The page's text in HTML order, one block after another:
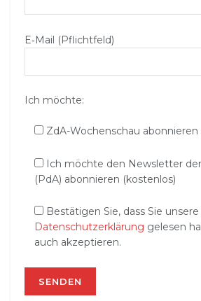
E‑Mail (Pflichtfeld)
Ich möchte:
ZdA-Wochenschau abonnieren
Ich möchte den Newsletter
(PdA) abonnieren (kostenlos)
Bestätigen Sie, dass Sie unsere
Datenschutzerklärung gelesen
auch akzeptieren.